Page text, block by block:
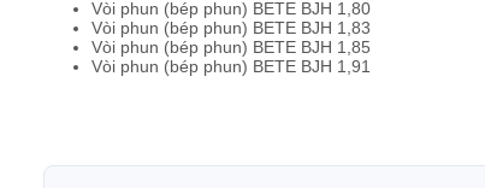
Vòi phun (bép phun) BETE BJH 1,80
Vòi phun (bép phun) BETE BJH 1,83
Vòi phun (bép phun) BETE BJH 1,85
Vòi phun (bép phun) BETE BJH 1,91